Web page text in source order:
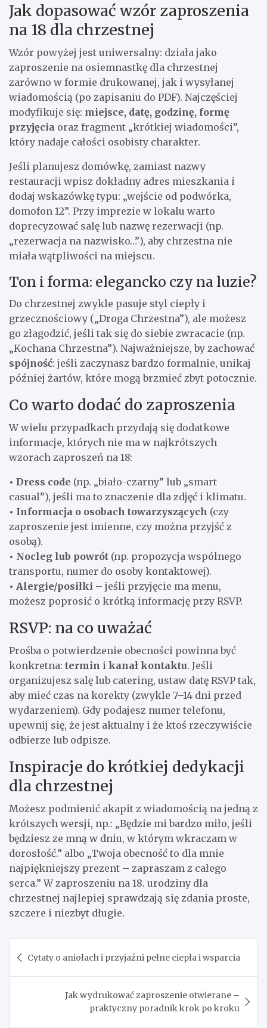
Jak dopasować wzór zaproszenia
na 18 dla chrzestnej
Wzór powyżej jest uniwersalny: działa jako
zaproszenie na osiemnastkę dla chrzestnej
zarówno w formie drukowanej, jak i wysyłanej
wiadomością (po zapisaniu do PDF). Najczęściej
modyfikuje się: miejsce, datę, godzinę, formę
przyjęcia oraz fragment „krótkiej wiadomości”,
który nadaje całości osobisty charakter.
Jeśli planujesz domówkę, zamiast nazwy
restauracji wpisz dokładny adres mieszkania i
dodaj wskazówkę typu: „wejście od podwórka,
domofon 12”. Przy imprezie w lokalu warto
doprecyzować salę lub nazwę rezerwacji (np.
„rezerwacja na nazwisko…”), aby chrzestna nie
miała wątpliwości na miejscu.
Ton i forma: elegancko czy na luzie?
Do chrzestnej zwykle pasuje styl ciepły i
grzecznościowy („Droga Chrzestna”), ale możesz
go złagodzić, jeśli tak się do siebie zwracacie (np.
„Kochana Chrzestna”). Najważniejsze, by zachować
spójność: jeśli zaczynasz bardzo formalnie, unikaj
później żartów, które mogą brzmieć zbyt potocznie.
Co warto dodać do zaproszenia
W wielu przypadkach przydają się dodatkowe
informacje, których nie ma w najkrótszych
wzorach zaproszeń na 18:
• Dress code (np. „biało-czarny” lub „smart
casual”), jeśli ma to znaczenie dla zdjęć i klimatu.
• Informacja o osobach towarzyszących (czy
zaproszenie jest imienne, czy można przyjść z
osobą).
• Nocleg lub powrót (np. propozycja wspólnego
transportu, numer do osoby kontaktowej).
• Alergie/posiłki – jeśli przyjęcie ma menu,
możesz poprosić o krótką informację przy RSVP.
RSVP: na co uważać
Prośba o potwierdzenie obecności powinna być
konkretna: termin i kanał kontaktu. Jeśli
organizujesz salę lub catering, ustaw datę RSVP tak,
aby mieć czas na korekty (zwykle 7–14 dni przed
wydarzeniem). Gdy podajesz numer telefonu,
upewnij się, że jest aktualny i że ktoś rzeczywiście
odbierze lub odpisze.
Inspiracje do krótkiej dedykacji
dla chrzestnej
Możesz podmienić akapit z wiadomością na jedną z
krótszych wersji, np.: „Będzie mi bardzo miło, jeśli
będziesz ze mną w dniu, w którym wkraczam w
dorosłość.” albo „Twoja obecność to dla mnie
najpiękniejszy prezent – zapraszam z całego
serca.” W zaproszeniu na 18. urodziny dla
chrzestnej najlepiej sprawdzają się zdania proste,
szczere i niezbyt długie.
wpisu
Cytaty o aniołach i przyjaźni pełne ciepła i wsparcia
Jak wydrukować zaproszenie otwierane –
praktyczny poradnik krok po kroku